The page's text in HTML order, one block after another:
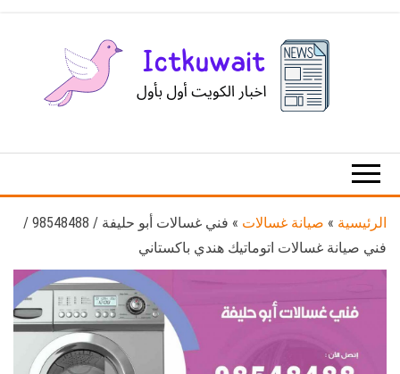
الكويت
الرئيسية » صيانة غسالات »
فني غسالات أبو حليفة / 98548488 /
فني صيانة غسالات اتوماتيك هندي باكستاني